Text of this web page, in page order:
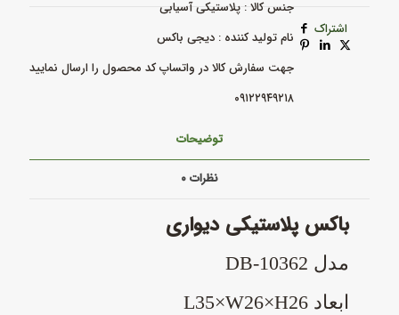
جنس کالا : پلاستیکی آسیابی
نام تولید کننده : دیجی باکس
جهت سفارش کالا در واتساپ کد محصول را ارسال نمایید
۰۹۱۲۲۹۴۹۲۱۸
اشتراک
توضیحات
نظرات۰
باکس پلاستیکی دیواری
مدل DB-10362
ابعاد L35×W26×H26